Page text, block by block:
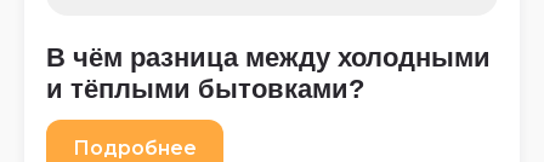
В чём разница между холодными
и тёплыми бытовками?
Подробнее